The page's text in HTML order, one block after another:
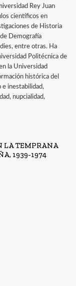
Rey Juan
científicos en
de Historia
Demografía
entre otras. Ha
Politécnica de
la Universidad
histórica del
e inestabilidad,
nupcialidad,
LA TEMPRANA
1939-1974